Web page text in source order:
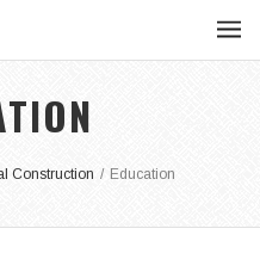
Construction / Education